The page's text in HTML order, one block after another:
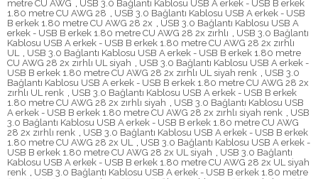
metre CU AWG
USB 3.0 Bağlantı Kablosu USB A erkek - USB B erkek
1.80 metre CU AWG 28
USB 3.0 Bağlantı Kablosu USB A erkek - USB
B erkek 1.80 metre CU AWG 28 2x
USB 3.0 Bağlantı Kablosu USB A
erkek - USB B erkek 1.80 metre CU AWG 28 2x zırhlı
USB 3.0 Bağlantı
Kablosu USB A erkek - USB B erkek 1.80 metre CU AWG 28 2x zırhlı
UL
USB 3.0 Bağlantı Kablosu USB A erkek - USB B erkek 1.80 metre
CU AWG 28 2x zırhlı UL siyah
USB 3.0 Bağlantı Kablosu USB A erkek -
USB B erkek 1.80 metre CU AWG 28 2x zırhlı UL siyah renk
USB 3.0
Bağlantı Kablosu USB A erkek - USB B erkek 1.80 metre CU AWG 28 2x
zırhlı UL renk
USB 3.0 Bağlantı Kablosu USB A erkek - USB B erkek
1.80 metre CU AWG 28 2x zırhlı siyah
USB 3.0 Bağlantı Kablosu USB
A erkek - USB B erkek 1.80 metre CU AWG 28 2x zırhlı siyah renk
USB
3.0 Bağlantı Kablosu USB A erkek - USB B erkek 1.80 metre CU AWG
28 2x zırhlı renk
USB 3.0 Bağlantı Kablosu USB A erkek - USB B erkek
1.80 metre CU AWG 28 2x UL
USB 3.0 Bağlantı Kablosu USB A erkek -
USB B erkek 1.80 metre CU AWG 28 2x UL siyah
USB 3.0 Bağlantı
Kablosu USB A erkek - USB B erkek 1.80 metre CU AWG 28 2x UL siyah
renk
USB 3.0 Bağlantı Kablosu USB A erkek - USB B erkek 1.80 metre